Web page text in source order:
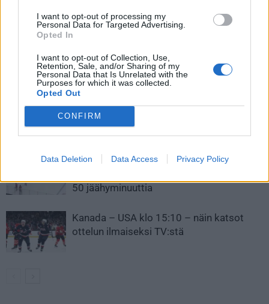
I want to opt-out of processing my
Personal Data for Targeted Advertising.
Opted In
I want to opt-out of Collection, Use,
Retention, Sale, and/or Sharing of my
Personal Data that Is Unrelated with the
Purposes for which it was collected.
Opted Out
CONFIRM
Data Deletion Data Access Privacy Policy
valmentajat pihalle,
mestarivalmentaja ottaa ohjat
epäitsekäs teko – jätti maalin
tekemättä
LIITTYVÄT ARTIKKELIT LISÄÄ TEKIJÄLTÄ
Aleksander Barkov tekee paluun
kaukaloon
Venäläisveskari sekosi Suomen 2.
50 jäähyminuuttia
Kanada – USA klo 15:10 – näin katsot
ottelun ilmaiseksi TV:stä